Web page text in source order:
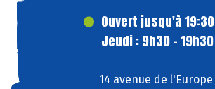
Ouvert jusqu'à 19:30
Jeudi : 9h30 - 19h30
14 avenue de l'Europe